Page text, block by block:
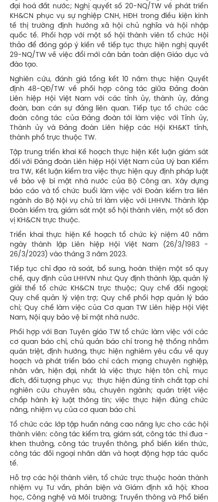
đại hoá đất nước; Nghị quyết số 20-NQ/TW về phát triển
KH&CN phục vụ sự nghiệp CNH, HĐH trong điều kiện kinh
tế thị trường định hướng xã hội chủ nghĩa và hội nhập
quốc tế. Phối hợp với một số hội thành viên tổ chức Hội
thảo để đóng góp ý kiến về tiếp tục thực hiện nghị quyết
29-NQ/TW về việc đổi mới căn bản toàn diện Giáo dục và
đào tạo.
Nghiên cứu, đánh giá tổng kết 10 năm thực hiện Quyết
định 48-QĐ/TW về phối hợp công tác giữa Đảng đoàn
Liên hiệp Hội Việt Nam với các tỉnh ủy, thành ủy, đảng
đoàn, ban cán sự đảng liên quan. Tiếp tục tổ chức các
đoàn công tác của Đảng đoàn tới làm việc với Tỉnh ủy,
Thành ủy và Đảng đoàn Liên hiệp các Hội KH&KT tỉnh,
thành phố trực thuộc TW.
Tập trung triển khai Kế hoạch thực hiện Kết luận giám sát
đối với Đảng đoàn Liên hiệp Hội Việt Nam của Uỷ ban Kiểm
tra TW, Kết luận kiểm tra việc thực hiện quy định pháp luật
về bảo vệ bí mật nhà nước của Bộ Công an. Xây dựng
báo cáo và tổ chức buổi làm việc với Đoàn kiểm tra liên
ngành do Bộ Nội vụ chủ trì làm việc với LHHVN. Thành lập
Đoàn kiểm tra, giám sát một số hội thành viên, một số đơn
vị KH&CN trực thuộc.
Triển khai thực hiện Kế hoạch tổ chức kỷ niệm 40 năm
ngày thành lập Liên hiệp Hội Việt Nam (26/3/1983 -
26/3/2023) vào tháng 3 năm 2023.
Tiếp tục chỉ đạo rà soát, bổ sung, hoàn thiện một số quy
chế, quy định của LHHVN như: Quy định thành lập, quản lý
giải thể tổ chức KH&CN trực thuộc; Quy chế đối ngoại;
Quy chế quản lý viện trợ; Quy chế phối hợp quản lý báo
chí; Quy chế làm việc của Cơ quan TW Liên hiệp Hội Việt
Nam, Nội quy bảo vệ bí mật nhà nước.
Phối hợp với Ban Tuyên giáo TW tổ chức làm việc với các
cơ quan báo chí, chủ quản báo chí trong hệ thống nhằm
quán triệt, định hướng, thực hiện nghiêm yêu cầu về quy
hoạch và phát triển báo chí cách mạng chuyên nghiệp,
nhân văn, hiện đại, nhất là việc thực hiện tôn chỉ, mục
đích, đối tượng phục vụ; thực hiện đúng tính chất tạp chí
nghiên cứu chuyên sâu, chuyên ngành; quán triệt việc
chấp hành kỷ luật thông tin; việc thực hiện đúng chức
năng, nhiệm vụ của cơ quan báo chí.
Tổ chức các lớp tập huấn nâng cao năng lực cho các hội
thành viên: công tác kiểm tra, giám sát, công tác thi đua -
khen thưởng, công tác truyền thông, phổ biến kiến thức,
công tác đối ngoại nhân dân và hoạt động hợp tác quốc
tế.
Hỗ trợ các hội thành viên, tổ chức trực thuộc hoàn thành
nhiệm vụ Tư vấn, phản biện và Giám định xã hội; Khoa
học, Công nghệ và Môi trường; Truyền thông và Phổ biến